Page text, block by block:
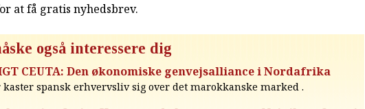
at få gratis nyhedsbrev.
også interessere dig
CEUTA: Den økonomiske genvejsalliance i Nordafrika
kaster spansk erhvervsliv sig over det marokkanske marked .